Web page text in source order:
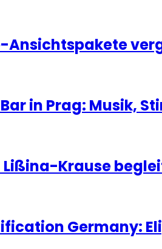
Ansichtspakete
in Prag: Musik,
Krause
Germany: